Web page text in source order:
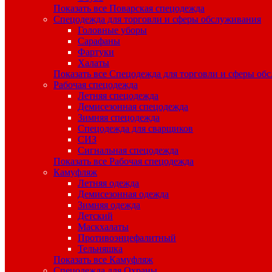
Показать все Поварская спецодежда
Спецодежда для торговли и сферы обслуживания
Головные уборы
Сарафаны
Фартуки
Халаты
Показать все Спецодежда для торговли и сферы
Рабочая спецодежда
Летняя спецодежда
Демисезонная спецодежда
Зимняя спецодежда
Спецодежда для сварщиков
СИЗ
Сигнальная спецодежда
Показать все Рабочая спецодежда
Камуфляж
Летняя одежда
Демисезонная одежда
Зимняя одежда
Детский
Маскхалаты
Противоэнцефалитный
Тельняшка
Показать все Камуфляж